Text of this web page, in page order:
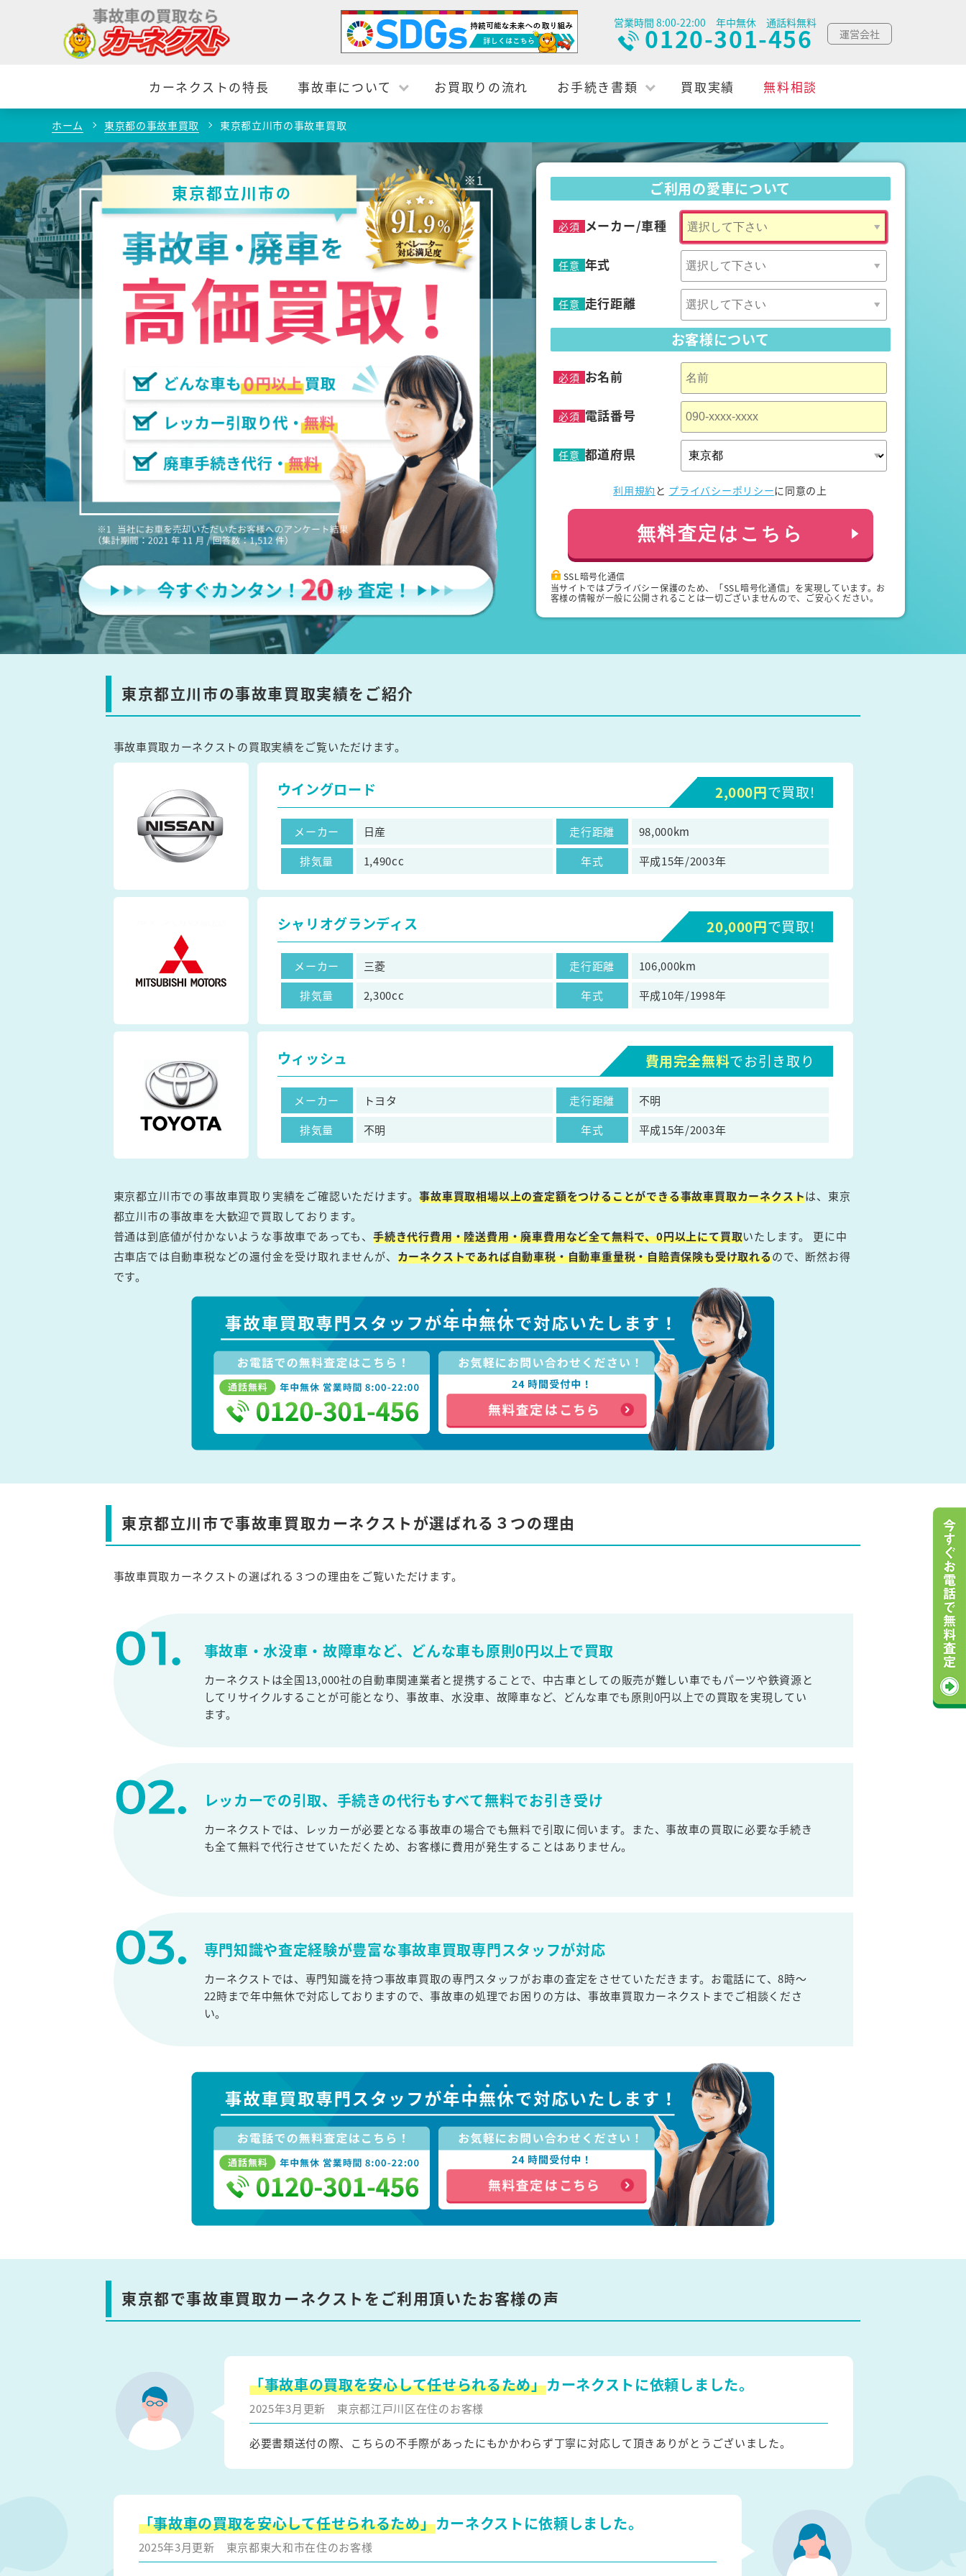
営業時間 8:00-22:00 年中無休 通話料無料
0120-301-456 運営会社
カーネクストの特長 事故車について お買取りの流れ お手続き書類 買取実績 無料相談
ホーム 東京都の事故車買取 東京都立川市の事故車買取
東京都立川市の ご利用の愛車について
必須 メーカー/車種
任意 年式
任意 走行距離
お客様について
必須 お名前
必須 電話番号
任意 都道府県
利用規約 と プライバシーポリシーに同意の上
無料査定はこちら
SSL暗号化通信
当サイトではプライバシー保護のため、「SSL暗号化通信」を実現しています。お
客様の情報が一般に公開されることは一切ございませんので、ご安心ください。
東京都立川市の事故車買取実績をご紹介
事故車買取カーネクストの買取実績をご覧いただけます。
ウイングロード 2,000円で買取!
メーカー 日産 走行距離
98,000km
排気量
1,490cc 年式 平成15年/2003年
シャリオグランディス 20,000円で買取!
メーカー 三菱 走行距離
106,000km
排気量
2,300cc 年式 平成10年/1998年
ウィッシュ 費用完全無料でお引き取り
メーカー トヨタ 走行距離
不明
排気量
不明 年式 平成15年/2003年
東京都立川市での事故車買取り実績をご確認いただけます。事故車買取相場以上の査定額をつけることができる事故車買取カーネクストは、東京
都立川市の事故車を大歓迎で買取しております。
普通は到底値が付かないような事故車であっても、 手続き代行費用・陸送費用・廃車費用など全て無料で、0円以上にて買取いたします。 更に中
古車店では自動車税などの還付金を受け取れませんが、 カーネクストであれば自動車税・自動車重量税・自賠責保険も受け取れるので、断然お得
です。
東京都立川市で事故車買取カーネクストが選ばれる３つの理由
事故車買取カーネクストの選ばれる３つの理由をご覧いただけます。
事故車・水没車・故障車など、どんな車も原則0円以上で買取
カーネクストは全国13,000社の自動車関連業者と提携することで、中古車としての販売が難しい車でもパーツや鉄資源と
してリサイクルすることが可能となり、事故車、水没車、故障車など、どんな車でも原則0円以上での買取を実現してい
ます。
レッカーでの引取、手続きの代行もすべて無料でお引き受け
カーネクストでは、レッカーが必要となる事故車の場合でも無料で引取に伺います。また、事故車の買取に必要な手続き
も全て無料で代行させていただくため、お客様に費用が発生することはありません。
専門知識や査定経験が豊富な事故車買取専門スタッフが対応
カーネクストでは、専門知識を持つ事故車買取の専門スタッフがお車の査定をさせていただきます。お電話にて、8時～
22時まで年中無休で対応しておりますので、事故車の処理でお困りの方は、事故車買取カーネクストまでご相談くださ
い。
東京都で事故車買取カーネクストをご利用頂いたお客様の声
「事故車の買取を安心して任せられるため」カーネクストに依頼しました。
2025年3月更新 東京都江戸川区在住のお客様
必要書類送付の際、こちらの不手際があったにもかかわらず丁寧に対応して頂きありがとうございました。
「事故車の買取を安心して任せられるため」カーネクストに依頼しました。
2025年3月更新 東京都東大和市在住のお客様